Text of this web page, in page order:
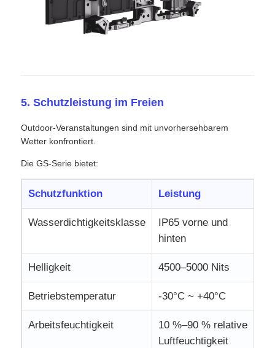
5. Schutzleistung im Freien
Outdoor-Veranstaltungen sind mit unvorhersehbarem
Wetter konfrontiert.
Die GS-Serie bietet:
Schutzfunktion Leistung
Wasserdichtigkeitsklasse
IP65 vorne und
hinten
Helligkeit 4500–5000 Nits
Betriebstemperatur -30°C ~ +40°C
Arbeitsfeuchtigkeit
10 %–90 % relative
Luftfeuchtigkeit